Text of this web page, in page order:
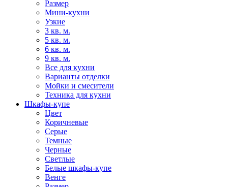
Размер
Мини-кухни
Узкие
3 кв. м.
5 кв. м.
6 кв. м.
9 кв. м.
Все для кухни
Варианты отделки
Мойки и смесители
Техника для кухни
Шкафы-купе
Цвет
Коричневые
Серые
Темные
Черные
Светлые
Белые шкафы-купе
Венге